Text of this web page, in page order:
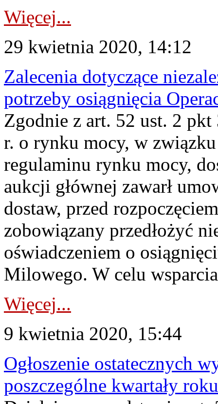
Więcej...
29 kwietnia 2020, 14:12
Zalecenia dotyczące
potrzeby osiągnięcia
Zgodnie z art. 52 ust. 2
r. o rynku mocy, w
regulaminu rynku mocy,
aukcji głównej zawarł
dostaw, przed
zobowiązany przedłożyć
oświadczeniem o
Milowego. W celu
Więcej...
9 kwietnia 2020, 15:44
Ogłoszenie ostatecznych
poszczególne kwartały